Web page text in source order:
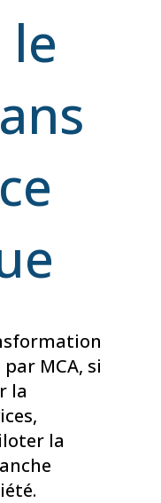
MCA, si
la
la